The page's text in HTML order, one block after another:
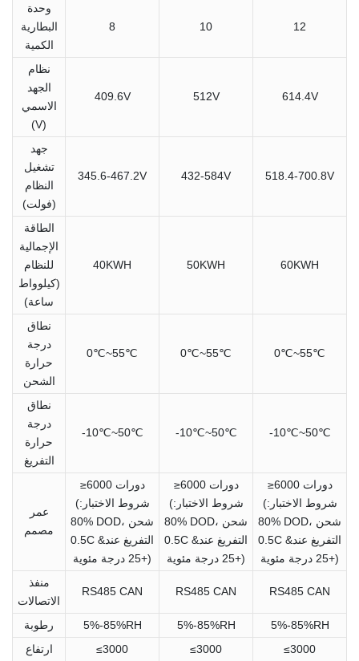
وحدة
البطارية
الكمية
8 10 12
نظام
الجهد
الاسمي
(V)
409.6V 512V 614.4V
جهد
تشغيل
النظام
(فولت)
345.6-467.2V 432-584V 518.4-700.8V
الطاقة
الإجمالية
للنظام
(كيلوواط
ساعة)
40KWH 50KWH 60KWH
نطاق
درجة
حرارة
الشحن
0℃~55℃ 0℃~55℃ 0℃~55℃
نطاق
درجة
حرارة
التفريغ
-10℃~50℃ -10℃~50℃ -10℃~50℃
عمر
مصمم
≥6000 دورات
(شروط الاختبار:
80% DOD، شحن
0.5C &التفريغ عند
+25 درجة مئوية)
≥6000 دورات
(شروط الاختبار:
80% DOD، شحن
0.5C &التفريغ عند
+25 درجة مئوية)
≥6000 دورات
(شروط الاختبار:
80% DOD، شحن
0.5C &التفريغ عند
+25 درجة مئوية)
منفذ
الاتصالات
RS485 CAN RS485 CAN RS485 CAN
رطوبة 5%-85%RH 5%-85%RH
5%-85%RH
ارتفاع
≤3000 ≤3000
≤3000